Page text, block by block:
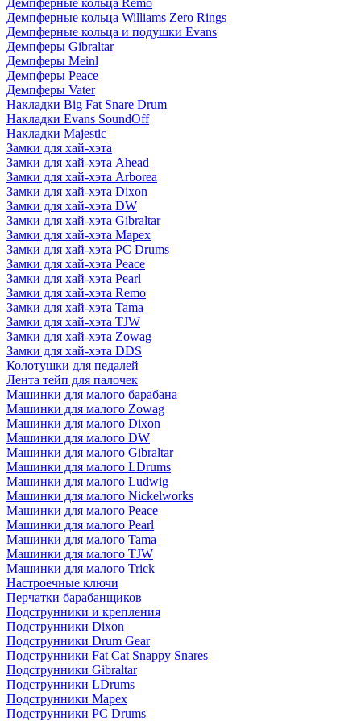
Демпферные кольца Remo
Демпферные кольца Williams Zero Rings
Демпферные кольца и подушки Evans
Демпферы Gibraltar
Демпферы Meinl
Демпферы Peace
Демпферы Vater
Накладки Big Fat Snare Drum
Накладки Evans SoundOff
Накладки Majestic
Замки для хай-хэта
Замки для хай-хэта Ahead
Замки для хай-хэта Arborea
Замки для хай-хэта Dixon
Замки для хай-хэта DW
Замки для хай-хэта Gibraltar
Замки для хай-хэта Mapex
Замки для хай-хэта PC Drums
Замки для хай-хэта Peace
Замки для хай-хэта Pearl
Замки для хай-хэта Remo
Замки для хай-хэта Tama
Замки для хай-хэта TJW
Замки для хай-хэта Zowag
Замки для хай-хэта DDS
Колотушки для педалей
Лента тейп для палочек
Машинки для малого барабана
Машинки для малого Zowag
Машинки для малого Dixon
Машинки для малого DW
Машинки для малого Gibraltar
Машинки для малого LDrums
Машинки для малого Ludwig
Машинки для малого Nickelworks
Машинки для малого Peace
Машинки для малого Pearl
Машинки для малого Tama
Машинки для малого TJW
Машинки для малого Trick
Настроечные ключи
Перчатки барабанщиков
Подструнники и крепления
Подструнники Dixon
Подструнники Drum Gear
Подструнники Fat Cat Snappy Snares
Подструнники Gibraltar
Подструнники LDrums
Подструнники Mapex
Подструнники PC Drums